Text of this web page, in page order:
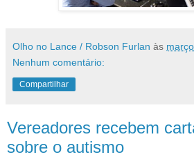
Olho no Lance / Robson Furlan às
Nenhum comentário:
Compartilhar
Vereadores recebem
sobre o autismo